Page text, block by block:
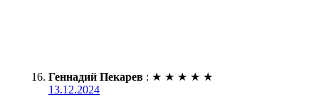
Геннадий Пекарев : ★ ★ ★ ★ ★
13.12.2024